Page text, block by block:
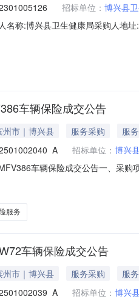
招标单位： 博兴县
名称:博兴县卫生健康局采购人地
予阶段项目编号
车辆保险成交公告
州市｜博兴县 服务采购
服务
招标单位： 博兴
车辆保险成交公告一、采
司1.0000001085.000000元七、
服务
车辆保险成交公告
州市｜博兴县 服务采购
服务
招标单位： 博兴